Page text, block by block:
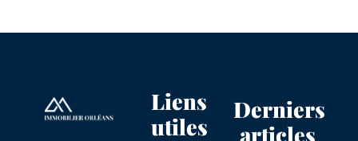
Liens
utiles
Derniers
articles